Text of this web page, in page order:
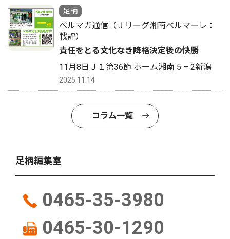
足柄
ベルマガ通信（Ｊリーグ湘南ベルマーレ：
戦評）
責任をとる文化なき降格決定後の快勝
11月8日Ｊ１第36節 ホーム湘南 5 – 2新潟
2025.11.14
コラム一覧
足柄編集室
0465-35-3980
0465-30-1290